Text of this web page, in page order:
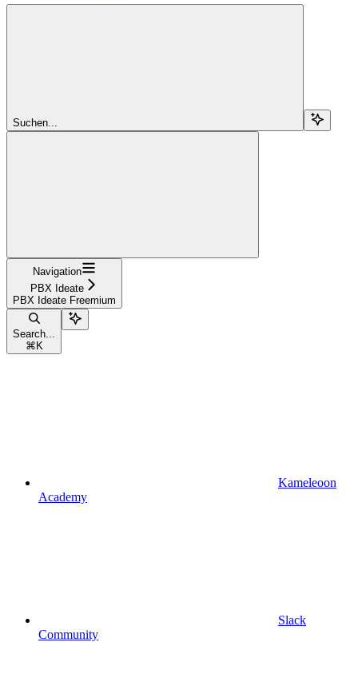
Suchen...
Navigation
PBX Ideate
PBX Ideate Freemium
Search...
⌘ K
Kameleoon
Academy
Slack
Community